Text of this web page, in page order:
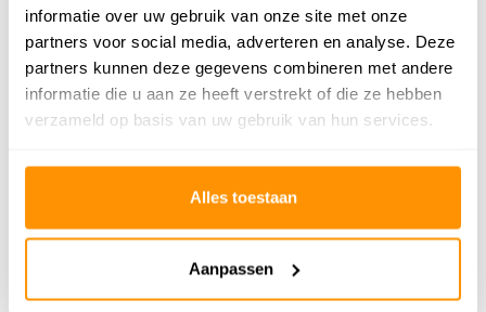
informatie over uw gebruik van onze site met onze
partners voor social media, adverteren en analyse. Deze
partners kunnen deze gegevens combineren met andere
informatie die u aan ze heeft verstrekt of die ze hebben
verzameld op basis van uw gebruik van hun services.
Alles toestaan
Aanpassen
159,95 Je bespaart 70 euro
Gemiddelde uit 0 beoordelingen
Er zijn nog geen reviews geschreven over dit product..